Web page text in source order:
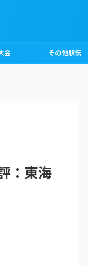
会 その他駅伝
：東海